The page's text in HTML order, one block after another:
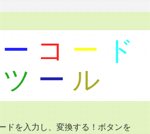
ー コ ー ド
ツ ー ル
ドを入力し、変換する！ボタンを